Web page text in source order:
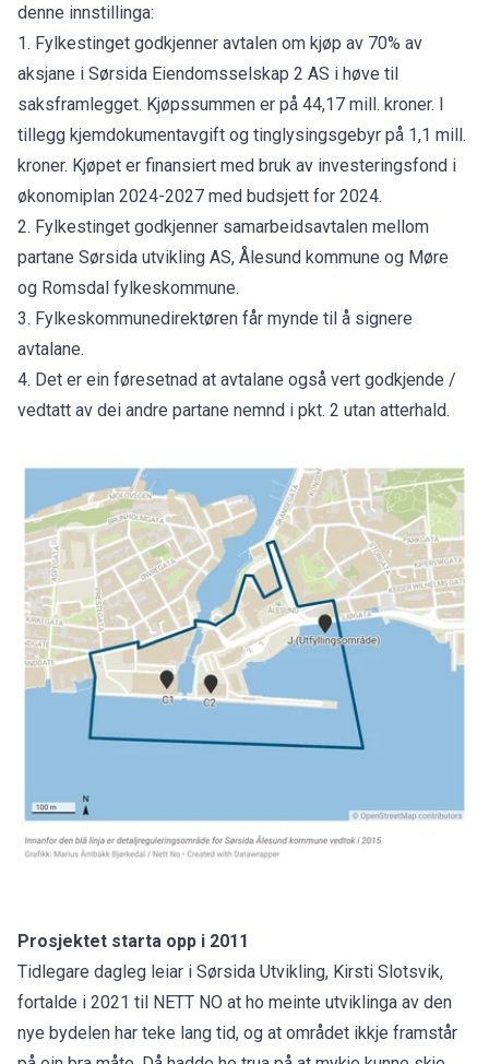
denne innstillinga:
1. Fylkestinget godkjenner avtalen om kjøp av 70% av
aksjane i Sørsida Eiendomsselskap 2 AS i høve til
saksframlegget. Kjøpssummen er på 44,17 mill. kroner. I
tillegg kjemdokumentavgift og tinglysingsgebyr på 1,1 mill.
kroner. Kjøpet er finansiert med bruk av investeringsfond i
økonomiplan 2024-2027 med budsjett for 2024.
2. Fylkestinget godkjenner samarbeidsavtalen mellom
partane Sørsida utvikling AS, Ålesund kommune og Møre
og Romsdal fylkeskommune.
3. Fylkeskommunedirektøren får mynde til å signere
avtalane.
4. Det er ein føresetnad at avtalane også vert godkjende /
vedtatt av dei andre partane nemnd i pkt. 2 utan atterhald.
Prosjektet starta opp i 2011
Tidlegare dagleg leiar i Sørsida Utvikling, Kirsti Slotsvik,
fortalde i 2021 til NETT NO at ho meinte utviklinga av den
nye bydelen har teke lang tid, og at området ikkje framstår